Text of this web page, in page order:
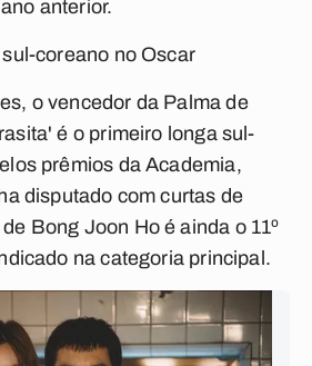
anterior.
coreano no Oscar
o vencedor da Palma de
é o primeiro longa sul-
prêmios da Academia,
disputado com curtas de
Bong Joon Ho é ainda o 11º
na categoria principal.